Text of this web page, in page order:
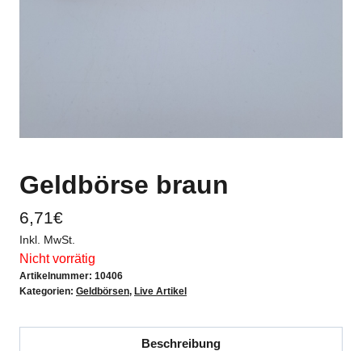
Geldbörse braun
6,71€
Inkl. MwSt.
Nicht vorrätig
Artikelnummer: 10406
Kategorien: Geldbörsen, Live Artikel
Beschreibung